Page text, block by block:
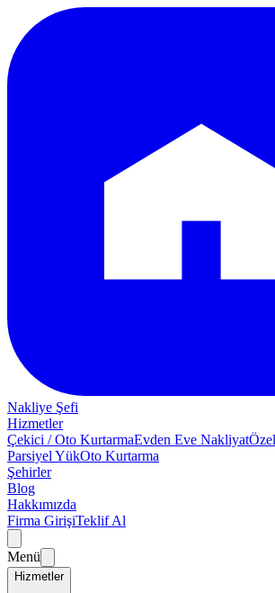
Nakliye Şefi
Hizmetler
Çekici / Oto KurtarmaEvden Eve Nakliyat
Parsiyel YükOto Kurtarma
Şehirler
Blog
Hakkımızda
Firma GirişiTeklif Al
Menü
Hizmetler